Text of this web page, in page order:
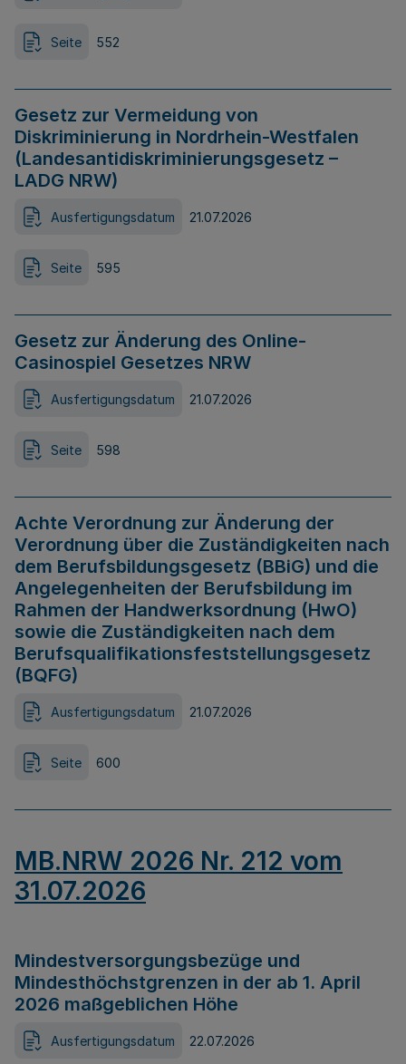
Seite 552
Gesetz zur Vermeidung von
Diskriminierung in Nordrhein-Westfalen
(Landesantidiskriminierungsgesetz –
LADG NRW)
Ausfertigungsdatum 21.07.2026
Seite 595
Gesetz zur Änderung des Online-
Casinospiel Gesetzes NRW
Ausfertigungsdatum 21.07.2026
Seite 598
Achte Verordnung zur Änderung der
Verordnung über die Zuständigkeiten nach
dem Berufsbildungsgesetz (BBiG) und die
Angelegenheiten der Berufsbildung im
Rahmen der Handwerksordnung (HwO)
sowie die Zuständigkeiten nach dem
Berufsqualifikationsfeststellungsgesetz
(BQFG)
Ausfertigungsdatum 21.07.2026
Seite 600
MB.NRW 2026 Nr. 212 vom
31.07.2026
Mindestversorgungsbezüge und
Mindesthöchstgrenzen in der ab 1. April
2026 maßgeblichen Höhe
Ausfertigungsdatum 22.07.2026